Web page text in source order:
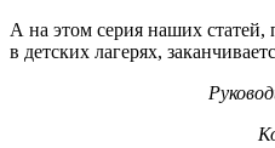
А на этом серия наших
в детских лагерях,